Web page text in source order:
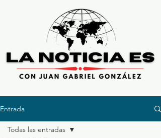
Entrada
Todas las entradas